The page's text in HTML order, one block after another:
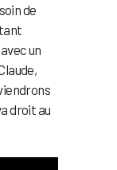
de
un
droit au